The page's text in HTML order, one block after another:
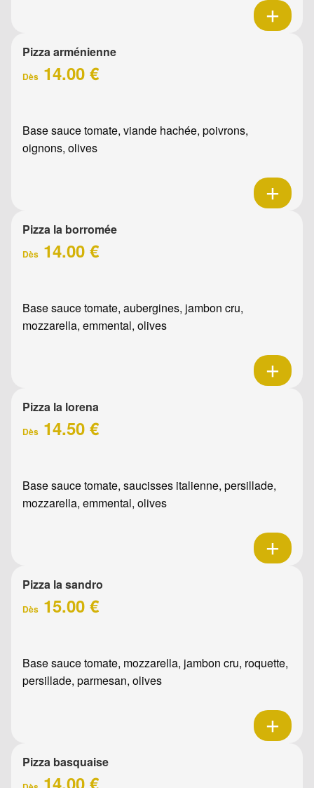
Pizza arménienne
Dès 14.00 €
Base sauce tomate, viande hachée, poivrons,
oignons, olives
Pizza la borromée
Dès 14.00 €
Base sauce tomate, aubergines, jambon cru,
mozzarella, emmental, olives
Pizza la lorena
Dès 14.50 €
Base sauce tomate, saucisses italienne, persillade,
mozzarella, emmental, olives
Pizza la sandro
Dès 15.00 €
Base sauce tomate, mozzarella, jambon cru, roquette,
persillade, parmesan, olives
Pizza basquaise
14.00 €